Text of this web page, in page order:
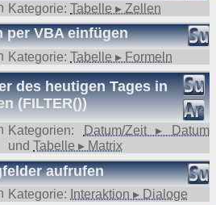
Kategorie: Tabelle ▸ Zellen
per VBA einfügen
Kategorie: Tabelle ▸ Formeln
des heutigen Tages in
(FILTER())
Kategorien:
Datum/Zeit ▸ Datum
und Tabelle ▸ Matrix
aufrufen
Kategorie: Interaktion ▸ Dialoge